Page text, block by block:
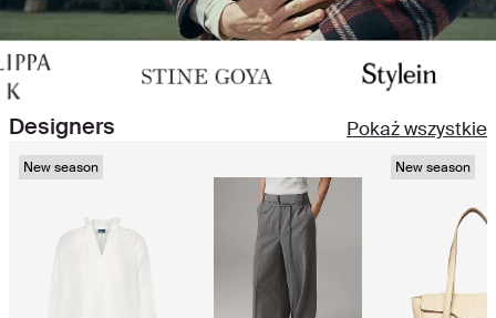
Designers Pokaż wszystkie
New season New season